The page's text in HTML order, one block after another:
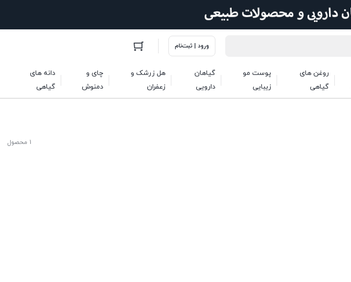
ورود | ثبت‌نام
روغن های
گیاهی
پوست مو
زیبایی
گیاهان
دارویی
هل زرشک و
زعفران
چای و
دمنوش
دانه های
گیاهی
1 محصول